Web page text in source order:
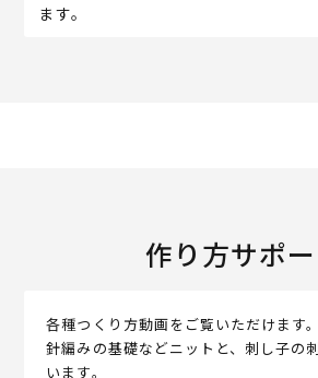
ます。
作り方サポ
各種つくり方動画をご覧いただけます
針編みの基礎などニットと、刺し子の
います。